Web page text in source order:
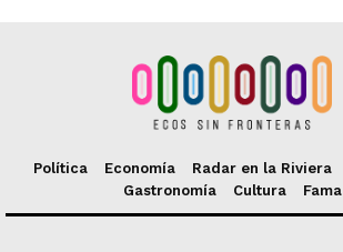
Política Economía Radar en la Riviera
Gastronomía
Cultura Fama